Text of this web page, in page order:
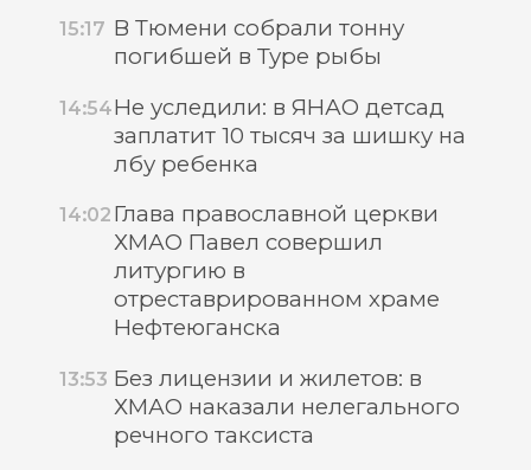
15:17 В Тюмени собрали тонну
погибшей в Туре рыбы
14:54Не уследили: в ЯНАО детсад
заплатит 10 тысяч за шишку на
лбу ребенка
14:02 Глава православной церкви
ХМАО Павел совершил
литургию в
отреставрированном храме
Нефтеюганска
13:53 Без лицензии и жилетов: в
ХМАО наказали нелегального
речного таксиста